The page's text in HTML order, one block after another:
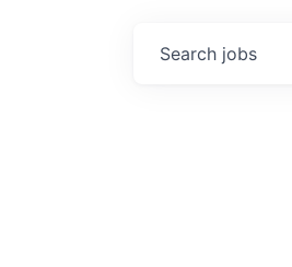
Search jobs